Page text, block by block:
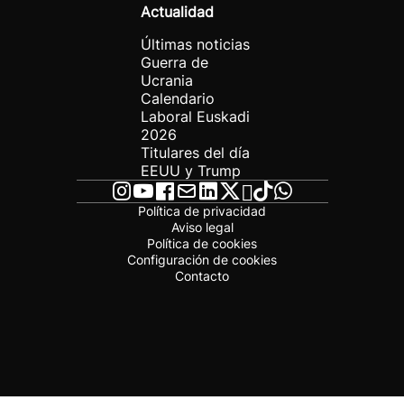
Actualidad
Últimas noticias
Guerra de
Ucrania
Calendario
Laboral Euskadi
2026
Titulares del día
EEUU y Trump
Política de privacidad
Aviso legal
Política de cookies
Configuración de cookies
Contacto